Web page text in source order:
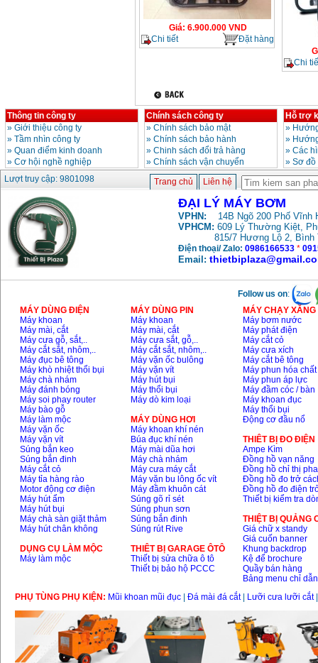
Giá: 6.900.000VND
Chi tiết
Đặt hàng
Chi
Thông tin công ty
» Giới thiệu công ty
» Tầm nhìn công ty
» Quan điểm kinh doanh
» Cơ hội nghề nghiệp
Chính sách công ty
» Chính sách bảo mật
» Chính sách bảo hành
» Chinh sách đổi trả hàng
» Chính sách vận chuyển
Hỗ trợ
»
»
» Các
» Sơ
Lượt truy cập: 9801098
Trang chủ Liên hệ
ĐẠI LÝ MÁY BƠM
VPHN: 14B Ngõ 200 Phố Vĩnh
VPHCM: 609 Lý Thường Kiệt,
815/7 Hương Lộ 2, Bình
Điện thoại/ Zalo: 0986166533 *
Email:
Follow us on:
MÁY DÙNG ĐIỆN
Máy khoan
Máy mài, cắt
Máy cưa gỗ, sắt,..
Máy cắt sắt, nhôm,..
Máy đục bê tông
Máy khò nhiệt thổi bụi
Máy chà nhám
Máy đánh bóng
Máy soi phay router
Máy bào gỗ
Máy làm mộc
Máy vặn ốc
Máy vặn vít
Súng bắn keo
Súng bắn đinh
Máy cắt cỏ
Máy tỉa hàng rào
Motor động cơ điện
Máy hút ẩm
Máy hút bụi
Máy chà sàn giặt thảm
Máy hút chân không
DỤNG CỤ LÀM MỘC
Máy làm mộc
MÁY DÙNG PIN
Máy khoan
Máy mài, cắt
Máy cưa sắt, gỗ,..
Máy cắt sắt, nhôm,..
Máy vặn ốc bulông
Máy vặn vít
Máy hút bụi
Máy thổi bụi
Máy dò kim loại
MÁY DÙNG HƠI
Máy khoan khí nén
Búa đục khí nén
Máy mài dũa hơi
Máy chà nhám
Máy cưa máy cắt
Máy vặn bu lông ốc vít
Máy đầm khuôn cát
Súng gõ rỉ sét
Súng phun sơn
Súng bắn đinh
Súng rút Rive
THIÊT BỊ GARAGE ÔTÔ
Thiết bị sửa chữa ô tô
Thiết bị bảo hộ PCCC
MÁY CHẠY
Máy bơm nước
Máy phát điện
Máy cắt cỏ
Máy cưa xích
Máy cắt bê tông
Máy phun hóa chất
Máy phun áp lực
Máy đầm cóc / bàn
Máy khoan đục
Máy thổi bụi
Động cơ đầu nổ
THIÊT BỊ ĐO ĐIỆN
Ampe Kìm
Đồng hồ vạn năng
Đồng hồ chỉ thị pha
Đồng hồ đo trở
Đồng hồ đo điện
Thiết bị kiểm tra
THIỆT BỊ QUẢNG
Giá chữ x standy
Giá cuốn banner
Khung backdrop
Kệ để brochure
Quầy bán hàng
Bảng menu chỉ dẫn
PHỤ TÙNG PHỤ KIỆN: Mũi khoan mũi đục Đá mài đá cắt| Lưỡi cưa lưỡi cắt